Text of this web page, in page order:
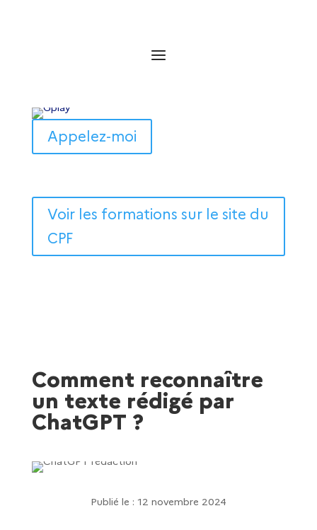
Appelez-moi
Voir les formations sur le site du
CPF
Comment reconnaître
un texte rédigé par
ChatGPT ?
Publié le : 12 novembre 2024